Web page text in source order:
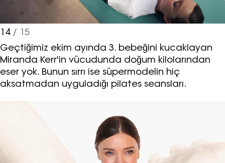
14/ 15
Geçtiğimiz ekim ayında 3. bebeğini kucaklayan
Miranda Kerr'in vücudunda doğum kilolarından
eser yok. Bunun sırrı ise süpermodelin hiç
aksatmadan uyguladığı pilates seansları.